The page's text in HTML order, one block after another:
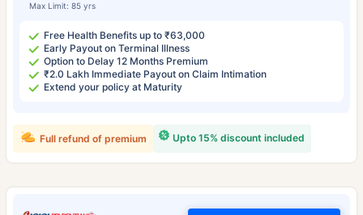
Max Limit: 85 yrs
Free Health Benefits up to ₹63,000
Early Payout on Terminal Illness
Option to Delay 12 Months Premium
₹2.0 Lakh Immediate Payout on Claim Intimation
Extend your policy at Maturity
Upto 15% discount included
Full refund of premium